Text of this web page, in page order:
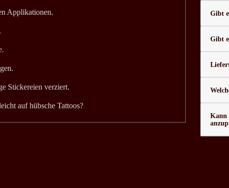
Applikationen.
Stickereien verziert.
auf hübsche Tattoos?
Gibt
Gibt
Kann